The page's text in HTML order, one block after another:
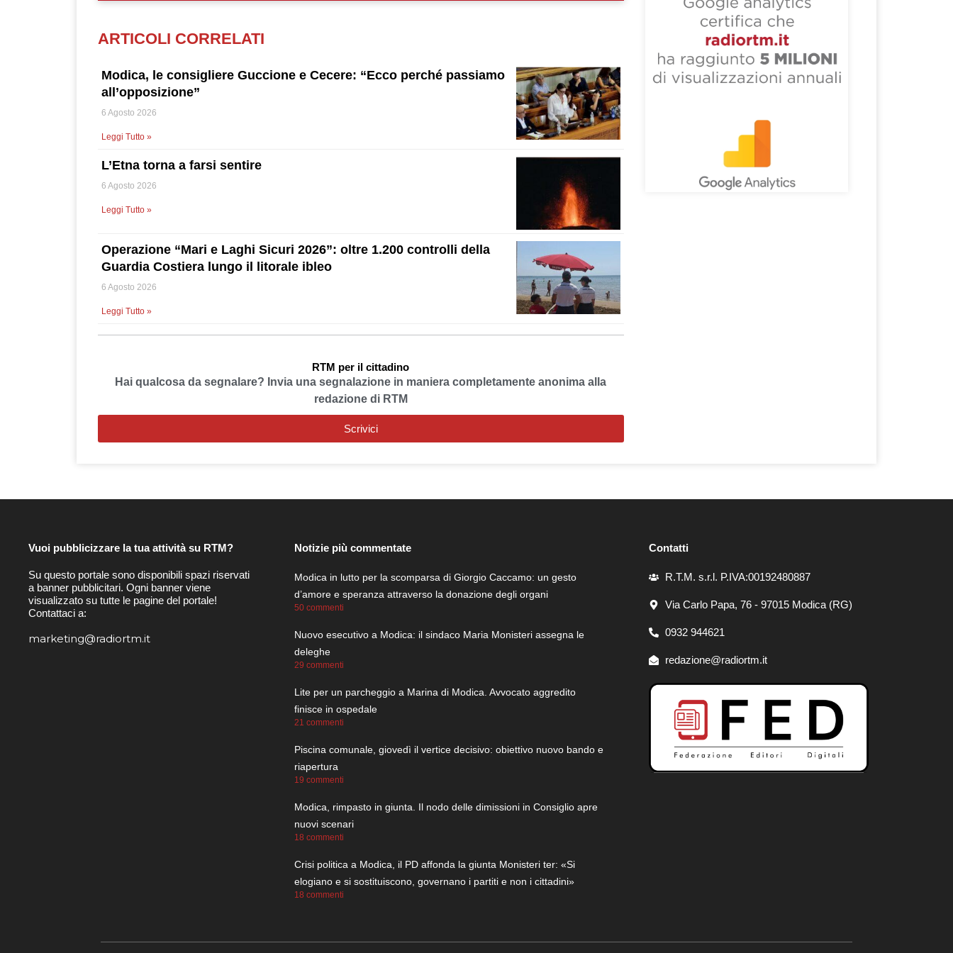
ARTICOLI CORRELATI
Modica, le consigliere Guccione e Cecere: “Ecco perché passiamo
all’opposizione”
6 Agosto 2026
Leggi Tutto »
L’Etna torna a farsi sentire
6 Agosto 2026
Leggi Tutto »
Operazione “Mari e Laghi Sicuri 2026”: oltre 1.200 controlli della
Guardia Costiera lungo il litorale ibleo
6 Agosto 2026
Leggi Tutto »
RTM per il cittadino
Hai qualcosa da segnalare? Invia una segnalazione in maniera completamente anonima alla
redazione di RTM
Scrivici
Vuoi pubblicizzare la tua attività su RTM?
Su questo portale sono disponibili spazi riservati
a banner pubblicitari. Ogni banner viene
visualizzato su tutte le pagine del portale!
Contattaci a:
marketing@radiortm.it
Notizie più commentate
Modica in lutto per la scomparsa di Giorgio Caccamo: un gesto
d’amore e speranza attraverso la donazione degli organi
50 commenti
Nuovo esecutivo a Modica: il sindaco Maria Monisteri assegna le
deleghe
29 commenti
Lite per un parcheggio a Marina di Modica. Avvocato aggredito
finisce in ospedale
21 commenti
Piscina comunale, giovedì il vertice decisivo: obiettivo nuovo bando e
riapertura
19 commenti
Modica, rimpasto in giunta. Il nodo delle dimissioni in Consiglio apre
nuovi scenari
18 commenti
Crisi politica a Modica, il PD affonda la giunta Monisteri ter: «Si
elogiano e si sostituiscono, governano i partiti e non i cittadini»
18 commenti
Contatti
R.T.M. s.r.l. P.IVA:00192480887
Via Carlo Papa, 76 - 97015 Modica (RG)
0932 944621
redazione@radiortm.it